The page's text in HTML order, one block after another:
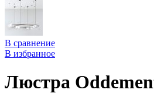
В сравнение
В избранное
Люстра